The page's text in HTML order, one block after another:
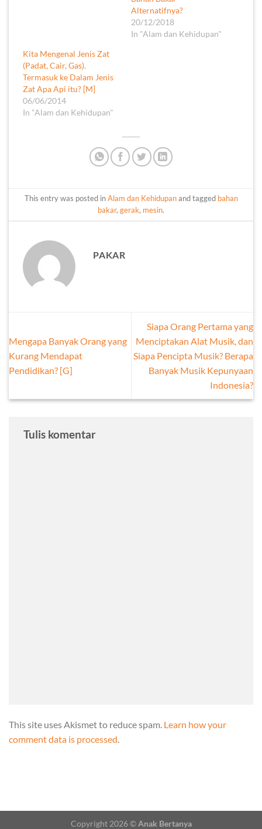
Alternatifnya?
20/12/2018
In "Alam dan Kehidupan"
Kita Mengenal Jenis Zat
(Padat, Cair, Gas).
Termasuk ke Dalam Jenis
Zat Apa Api itu? [M]
06/06/2014
In "Alam dan Kehidupan"
This entry was posted inAlam dan Kehidupanand tagged bahan
bakar, gerak, mesin.
PAKAR
Mengapa Banyak Orang yang
Kurang Mendapat
Pendidikan? [G]
Siapa Orang Pertama yang
Menciptakan Alat Musik, dan
Siapa Pencipta Musik? Berapa
Banyak Musik Kepunyaan
Indonesia?
Tulis komentar
This site uses Akismet to reduce spam. Learn how your
comment data is processed
Copyright 2026 ©Anak Bertanya